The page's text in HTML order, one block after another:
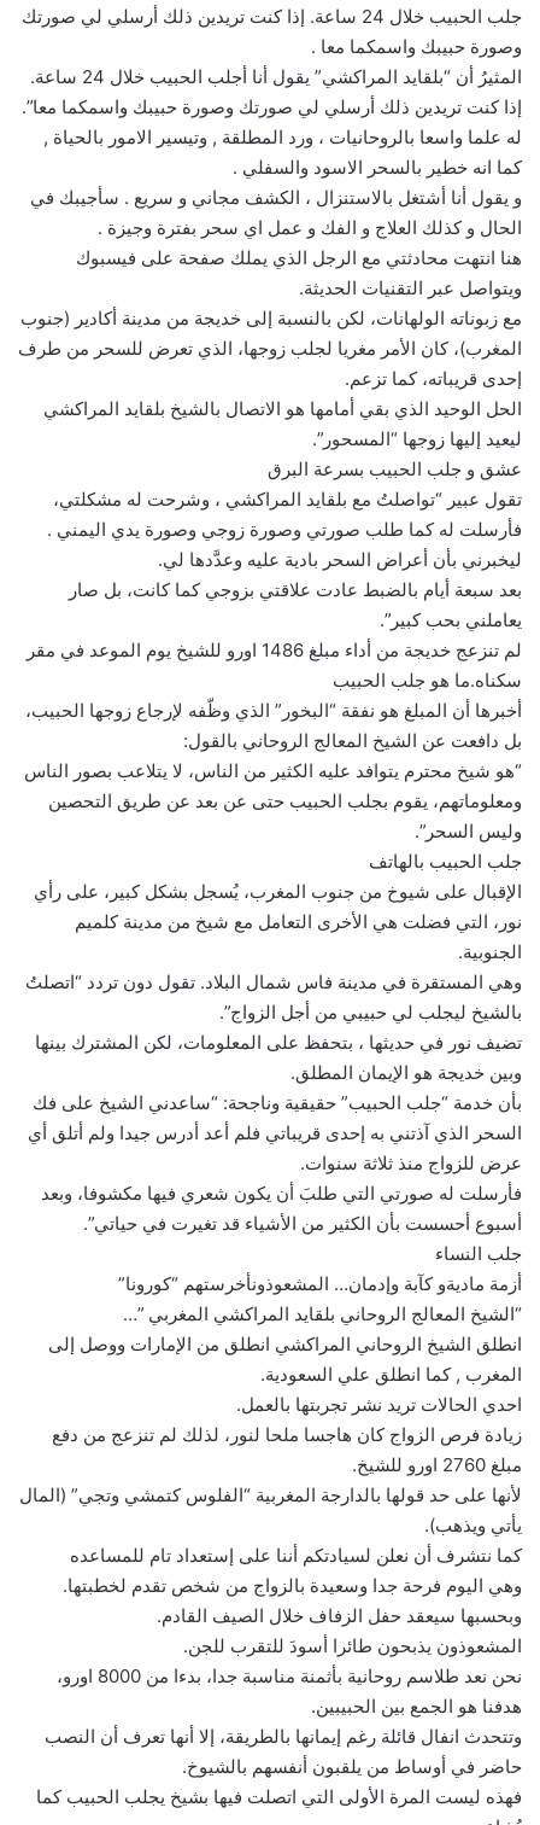
جلب الحبيب خلال 24 ساعة. إذا كنت تريدين ذلك أرسلي لي صورتك
وصورة حبيبك واسمكما معا .
المثيرُ أن “بلقايد المراكشي” يقول أنا أجلب الحبيب خلال 24 ساعة.
إذا كنت تريدين ذلك أرسلي لي صورتك وصورة حبيبك واسمكما معا”.
له علما واسعا بالروحانيات ، ورد المطلقة , وتيسير الامور بالحياة ,
كما انه خطير بالسحر الاسود والسفلي .
و يقول أنا أشتغل بالاستنزال ، الكشف مجاني و سريع . سأجيبك في
الحال و كذلك العلاج و الفك و عمل اي سحر بفترة وجيزة .
هنا انتهت محادثتي مع الرجل الذي يملك صفحة على فيسبوك
ويتواصل عبر التقنيات الحديثة.
مع زبوناته الولهانات، لكن بالنسبة إلى خديجة من مدينة أكادير (جنوب
المغرب)، كان الأمر مغريا لجلب زوجها، الذي تعرض للسحر من طرف
إحدى قريباته، كما تزعم.
الحل الوحيد الذي بقي أمامها هو الاتصال بالشيخ بلقايد المراكشي
ليعيد إليها زوجها “المسحور”.
عشق و جلب الحبيب بسرعة البرق
تقول عبير “تواصلتُ مع بلقايد المراكشي ، وشرحت له مشكلتي،
فأرسلت له كما طلب صورتي وصورة زوجي وصورة يدي اليمني .
ليخبرني بأن أعراض السحر بادية عليه وعدَّدها لي.
بعد سبعة أيام بالضبط عادت علاقتي بزوجي كما كانت، بل صار
يعاملني بحب كبير”.
لم تنزعج خديجة من أداء مبلغ 1486 اورو للشيخ يوم الموعد في مقر
سكناه.ما هو جلب الحبيب
أخبرها أن المبلغ هو نفقة “البخور” الذي وظّفه لإرجاع زوجها الحبيب،
بل دافعت عن الشيخ المعالج الروحاني بالقول:
“هو شيخ محترم يتوافد عليه الكثير من الناس، لا يتلاعب بصور الناس
ومعلوماتهم، يقوم بجلب الحبيب حتى عن بعد عن طريق التحصين
وليس السحر”.
جلب الحبيب بالهاتف
الإقبال على شيوخ من جنوب المغرب، يُسجل بشكل كبير، على رأي
نور، التي فضلت هي الأخرى التعامل مع شيخ من مدينة كلميم
الجنوبية.
وهي المستقرة في مدينة فاس شمال البلاد. تقول دون تردد “اتصلتُ
بالشيخ ليجلب لي حبيبي من أجل الزواج”.
تضيف نور في حديثها ، بتحفظ على المعلومات، لكن المشترك بينها
وبين خديجة هو الإيمان المطلق.
بأن خدمة “جلب الحبيب” حقيقية وناجحة: “ساعدني الشيخ على فك
السحر الذي آذتني به إحدى قريباتي فلم أعد أدرس جيدا ولم أتلق أي
عرض للزواج منذ ثلاثة سنوات.
فأرسلت له صورتي التي طلبَ أن يكون شعري فيها مكشوفا، وبعد
أسبوع أحسست بأن الكثير من الأشياء قد تغيرت في حياتي”.
جلب النساء
أزمة ماديةو كآبة وإدمان… المشعوذونأخرستهم “كورونا”
“الشيخ المعالج الروحاني بلقايد المراكشي المغربي ”…
انطلق الشيخ الروحاني المراكشي انطلق من الإمارات ووصل إلى
المغرب , كما انطلق علي السعودية.
احدي الحالات تريد نشر تجربتها بالعمل.
زيادة فرص الزواج كان هاجسا ملحا لنور، لذلك لم تنزعج من دفع
مبلغ 2760 اورو للشيخ.
لأنها على حد قولها بالدارجة المغربية “الفلوس كتمشي وتجي” (المال
يأتي ويذهب).
كما نتشرف أن نعلن لسيادتكم أننا على إستعداد تام للمساعده
وهي اليوم فرحة جدا وسعيدة بالزواج من شخص تقدم لخطبتها.
وبحسبها سيعقد حفل الزفاف خلال الصيف القادم.
المشعوذون يذبحون طائرا أسودَ للتقرب للجن.
نحن نعد طلاسم روحانية بأثمنة مناسبة جدا، بدءا من 8000 اورو،
هدفنا هو الجمع بين الحبيبين.
وتتحدث انفال قائلة رغم إيمانها بالطريقة، إلا أنها تعرف أن النصب
حاضر في أوساط من يلقبون أنفسهم بالشيوخ.
فهذه ليست المرة الأولى التي اتصلت فيها بشيخ يجلب الحبيب كما